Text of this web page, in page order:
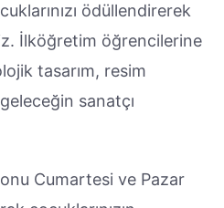
ödüllendirerek
İlköğretim öğrencilerine
tasarım, resim
sanatçı
Cumartesi ve Pazar